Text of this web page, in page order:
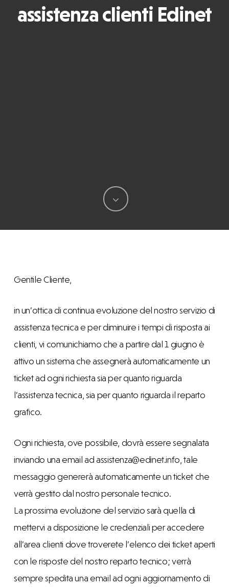
assistenza clienti Edinet
Gentile Cliente,
in un’ottica di continua evoluzione del nostro servizio di
assistenza tecnica e per diminuire i tempi di risposta ai
clienti, vi comunichiamo che a partire dal 1 giugno è
attivo un sistema che assegnerà automaticamente un
ticket ad ogni richiesta sia per quanto riguarda
l’assistenza tecnica, sia per quanto riguarda il reparto
grafico.
Ogni richiesta, ove possibile, dovrà essere segnalata
inviando una email ad assistenza@edinet.info, tale
messaggio genererà automaticamente un ticket che
verrà gestito dal nostro personale tecnico.
La prossima evoluzione del servizio sarà quella di
mettervi a disposizione le credenziali per accedere
all’area clienti dove troverete l’elenco dei ticket aperti
con le risposte del nostro reparto tecnico; verrà
sempre spedita una email ad ogni aggiornamento di